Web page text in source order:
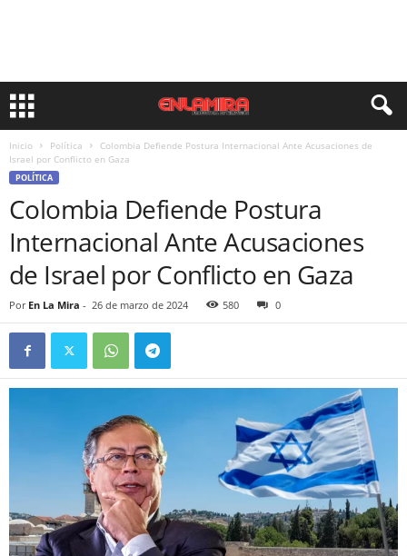
Inicio Política
Colombia Defiende Postura Internacional Ante Acusaciones de
Israel por Conflicto en Gaza
POLÍTICA
Colombia Defiende Postura
Internacional Ante Acusaciones
de Israel por Conflicto en Gaza
Por En La Mira - 26 de marzo de 2024 580 0